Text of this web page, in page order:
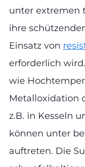
unter extremen
ihre
Einsatz von
erforderlich
wie
Metalloxidation
z.B. in Kesseln
können unter
auftreten. Die